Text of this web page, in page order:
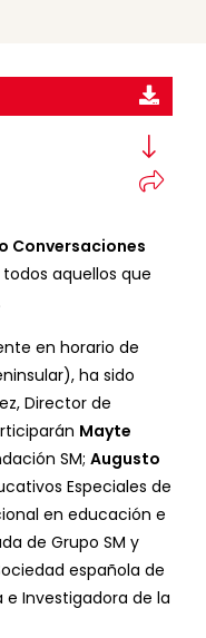
Conversaciones
aquellos que
en horario de
ha sido
Director de
Mayte
SM; Augusto
Especiales de
en educación e
de Grupo SM y
española de
e Investigadora de la